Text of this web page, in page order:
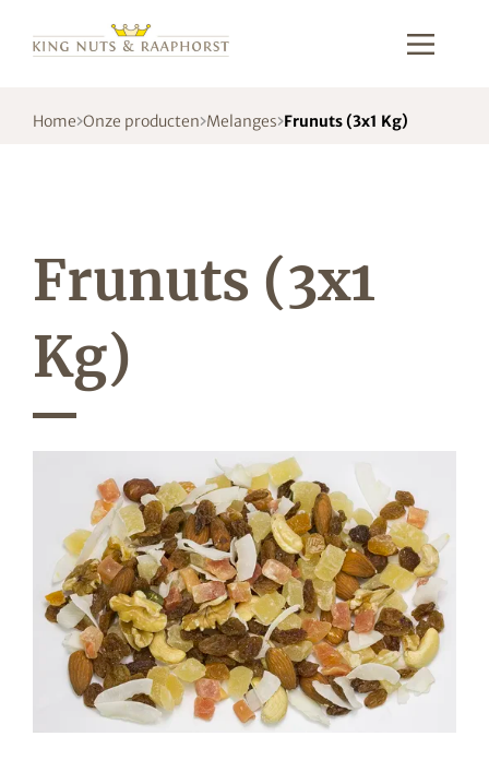
Home Onze producten Melanges Frunuts (3x1 Kg)
Frunuts (3x1
Kg)